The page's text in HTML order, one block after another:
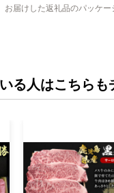
お届けした返礼品のパッケ
る人はこちらも